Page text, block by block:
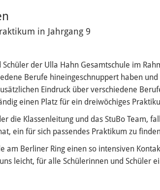
in Jahrgang 9
der Ulla Hahn Gesamtschule im
Berufe hineingeschnuppert haben
Eindruck über verschiedene
einen Platz für ein dreiwöchiges
die Klassenleitung und das StuBo Team,
ein für sich passendes Praktikum zu
am Berliner Ring einen so intensiven
leicht, für alle Schülerinnen und Schüler